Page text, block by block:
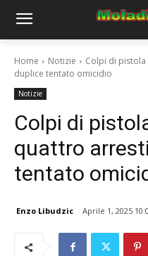
Home Notizie
Colpi di
duplice tentato omicidio
Notizie
Colpi di
quattro
tentato
Enzo Libudzic Aprile 1, 2025